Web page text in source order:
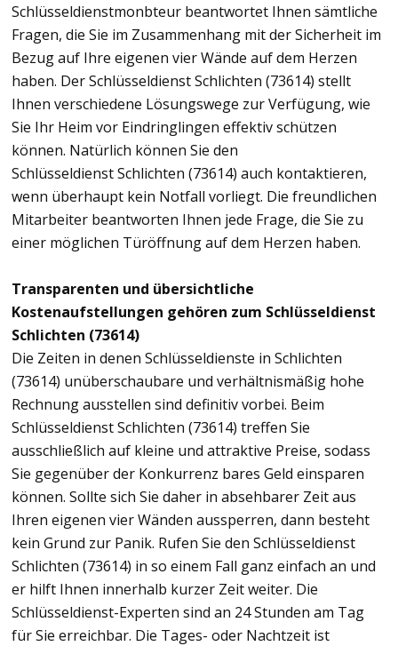
Schlüsseldienstmonbteur beantwortet Ihnen sämtliche
Fragen, die Sie im Zusammenhang mit der Sicherheit im
Bezug auf Ihre eigenen vier Wände auf dem Herzen
haben. Der Schlüsseldienst Schlichten (73614) stellt
Ihnen verschiedene Lösungswege zur Verfügung, wie
Sie Ihr Heim vor Eindringlingen effektiv schützen
können. Natürlich können Sie den
Schlüsseldienst Schlichten (73614) auch kontaktieren,
wenn überhaupt kein Notfall vorliegt. Die freundlichen
Mitarbeiter beantworten Ihnen jede Frage, die Sie zu
einer möglichen Türöffnung auf dem Herzen haben.
Transparenten und übersichtliche
Kostenaufstellungen gehören zum Schlüsseldienst
Schlichten (73614)
Die Zeiten in denen Schlüsseldienste in Schlichten
(73614) unüberschaubare und verhältnismäßig hohe
Rechnung ausstellen sind definitiv vorbei. Beim
Schlüsseldienst Schlichten (73614) treffen Sie
ausschließlich auf kleine und attraktive Preise, sodass
Sie gegenüber der Konkurrenz bares Geld einsparen
können. Sollte sich Sie daher in absehbarer Zeit aus
Ihren eigenen vier Wänden aussperren, dann besteht
kein Grund zur Panik. Rufen Sie den Schlüsseldienst
Schlichten (73614) in so einem Fall ganz einfach an und
er hilft Ihnen innerhalb kurzer Zeit weiter. Die
Schlüsseldienst-Experten sind an 24 Stunden am Tag
für Sie erreichbar. Die Tages- oder Nachtzeit ist